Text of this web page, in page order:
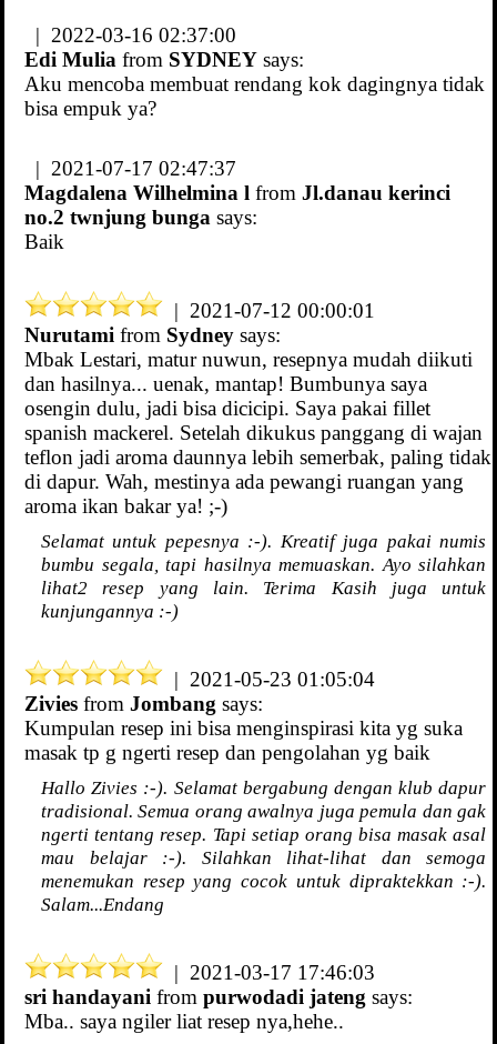
| 2022-03-16 02:37:00
Edi Mulia from SYDNEY says:
Aku mencoba membuat rendang kok dagingnya tidak
bisa empuk ya?
| 2021-07-17 02:47:37
Magdalena Wilhelmina l from Jl.danau kerinci
no.2 twnjung bunga says:
Baik
| 2021-07-12 00:00:01
Nurutami from Sydney says:
Mbak Lestari, matur nuwun, resepnya mudah diikuti
dan hasilnya... uenak, mantap! Bumbunya saya
osengin dulu, jadi bisa dicicipi. Saya pakai fillet
spanish mackerel. Setelah dikukus panggang di wajan
teflon jadi aroma daunnya lebih semerbak, paling tidak
di dapur. Wah, mestinya ada pewangi ruangan yang
aroma ikan bakar ya! ;-)
Selamat untuk pepesnya :-). Kreatif juga pakai numis
bumbu segala, tapi hasilnya memuaskan. Ayo silahkan
lihat2 resep yang lain. Terima Kasih juga untuk
kunjungannya :-)
| 2021-05-23 01:05:04
Zivies from Jombang says:
Kumpulan resep ini bisa menginspirasi kita yg suka
masak tp g ngerti resep dan pengolahan yg baik
Hallo Zivies :-). Selamat bergabung dengan klub dapur
tradisional. Semua orang awalnya juga pemula dan gak
ngerti tentang resep. Tapi setiap orang bisa masak asal
mau belajar :-). Silahkan lihat-lihat dan semoga
menemukan resep yang cocok untuk dipraktekkan :-).
Salam...Endang
| 2021-03-17 17:46:03
sri handayani from purwodadi jateng says:
Mba.. saya ngiler liat resep nya,hehe..